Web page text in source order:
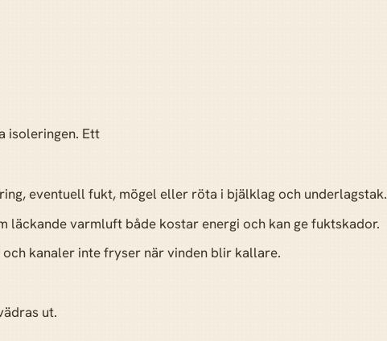
isoleringen. Ett
eventuell fukt, mögel eller röta i bjälklag och underlagstak.
varmluft både kostar energi och kan ge fuktskador.
kanaler inte fryser när vinden blir kallare.
ut.